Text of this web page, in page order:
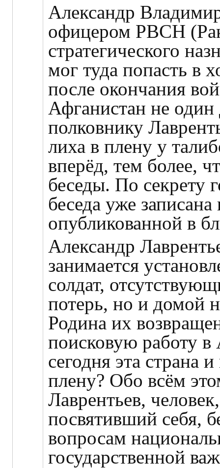
Александр
офицером РВСН
стратегического
мог туда попасть в
после окончания
Афганистан не один
полковнику
лиха в плену у
вперёд, тем более,
беседы. По секрету
беседа уже
опубликованной в
Александр
занимается
солдат,
потерь, но и домой
Родина их
поисковую работу
сегодня эта страна
плену? Обо всём
Лаврентьев,
посвятивший себя,
вопросам
государственной